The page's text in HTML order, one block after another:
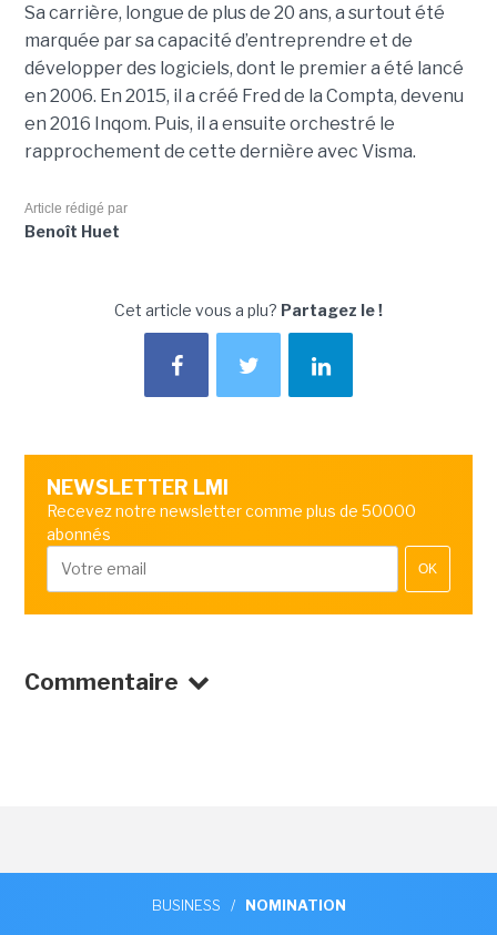
Sa carrière, longue de plus de 20 ans, a surtout été
marquée par sa capacité d’entreprendre et de
développer des logiciels, dont le premier a été lancé
en 2006. En 2015, il a créé Fred de la Compta, devenu
en 2016 Inqom. Puis, il a ensuite orchestré le
rapprochement de cette dernière avec Visma.
Article rédigé par
Benoît Huet
Cet article vous a plu? Partagez le !
NEWSLETTER LMI
Recevez notre newsletter comme plus de 50000
abonnés
OK
Commentaire
BUSINESS / NOMINATION